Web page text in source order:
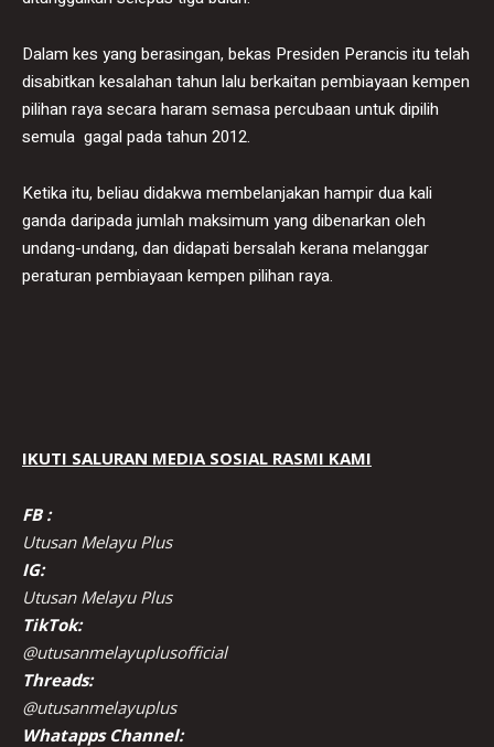
Dalam kes yang berasingan, bekas Presiden Perancis itu telah
disabitkan kesalahan tahun lalu berkaitan pembiayaan kempen
pilihan raya secara haram semasa percubaan untuk dipilih
semula gagal pada tahun 2012.
Ketika itu, beliau didakwa membelanjakan hampir dua kali
ganda daripada jumlah maksimum yang dibenarkan oleh
undang-undang, dan didapati bersalah kerana melanggar
peraturan pembiayaan kempen pilihan raya.
IKUTI SALURAN MEDIA SOSIAL RASMI KAMI
FB :
Utusan Melayu Plus
IG:
Utusan Melayu Plus
TikTok:
@utusanmelayuplusofficial
Threads:
@utusanmelayuplus
Whatapps Channel: